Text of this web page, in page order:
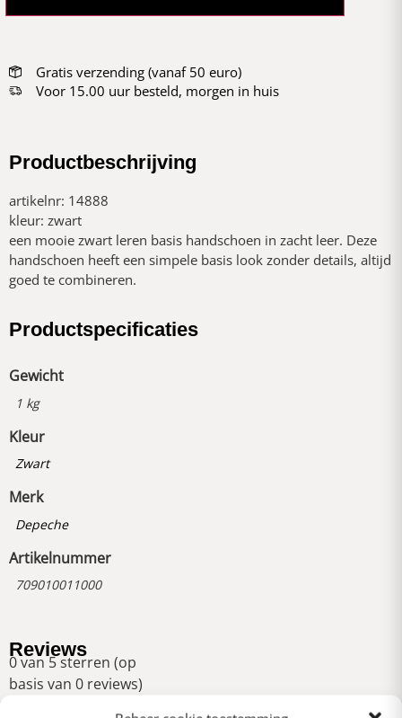
Gratis verzending (vanaf 50 euro)
Voor 15.00 uur besteld, morgen in huis
Productbeschrijving
artikelnr: 14888
kleur: zwart
een mooie zwart leren basis handschoen in zacht leer. Deze
handschoen heeft een simpele basis look zonder details, altijd
goed te combineren.
Productspecificaties
Gewicht
1 kg
Kleur
Zwart
Merk
Depeche
Artikelnummer
709010011000
Reviews
0 van 5 sterren (op
basis van 0 reviews)